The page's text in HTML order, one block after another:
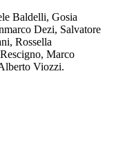
Baldelli, Gosia
Dezi, Salvatore
Rossella
Marco
Viozzi.